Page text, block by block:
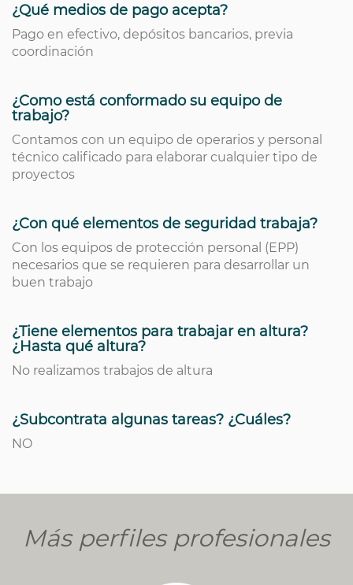
¿Qué medios de pago acepta?
Pago en efectivo, depósitos bancarios, previa
coordinación
¿Como está conformado su equipo de
trabajo?
Contamos con un equipo de operarios y personal
técnico calificado para elaborar cualquier tipo de
proyectos
¿Con qué elementos de seguridad trabaja?
Con los equipos de protección personal (EPP)
necesarios que se requieren para desarrollar un
buen trabajo
¿Tiene elementos para trabajar en altura?
¿Hasta qué altura?
No realizamos trabajos de altura
¿Subcontrata algunas tareas? ¿Cuáles?
NO
Más perfiles profesionales